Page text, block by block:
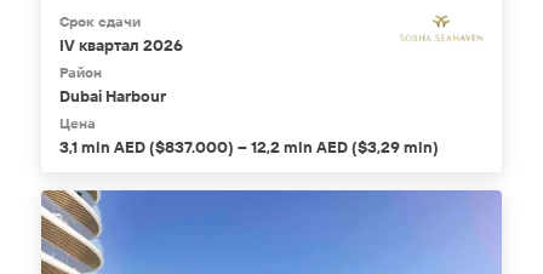
Срок сдачи
IV квартал 2026
Район
Dubai Harbour
Цена
3,1 mln AED ($837.000) – 12,2 mln AED ($3,29 mln)